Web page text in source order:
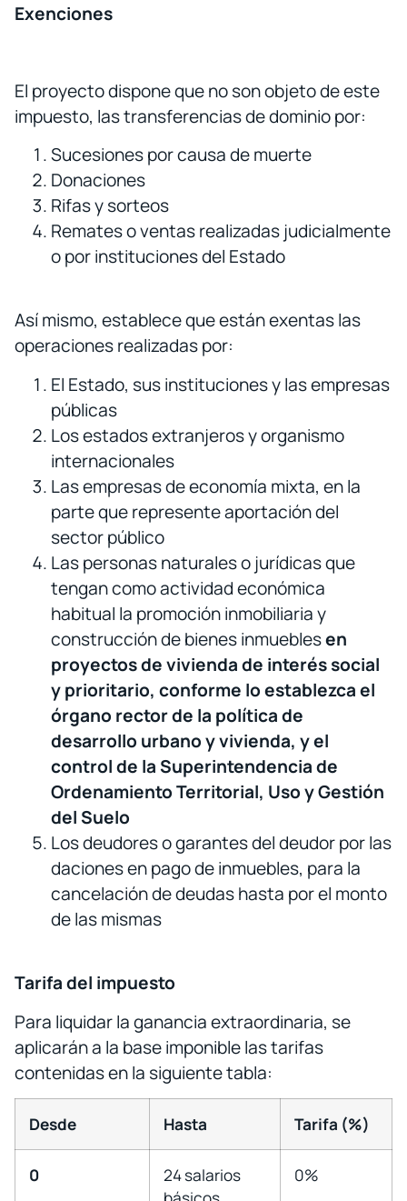
Exenciones
El proyecto dispone que no son objeto de este
impuesto, las transferencias de dominio por:
Sucesiones por causa de muerte
Donaciones
Rifas y sorteos
Remates o ventas realizadas judicialmente
o por instituciones del Estado
Así mismo, establece que están exentas las
operaciones realizadas por:
El Estado, sus instituciones y las empresas
públicas
Los estados extranjeros y organismo
internacionales
Las empresas de economía mixta, en la
parte que represente aportación del
sector público
Las personas naturales o jurídicas que
tengan como actividad económica
habitual la promoción inmobiliaria y
construcción de bienes inmueblesen
proyectos de vivienda de interés social
y prioritario, conforme lo establezca el
órgano rector de la política de
desarrollo urbano y vivienda, y el
control de la Superintendencia de
Ordenamiento Territorial, Uso y Gestión
del Suelo
Los deudores o garantes del deudor por las
daciones en pago de inmuebles, para la
cancelación de deudas hasta por el monto
de las mismas
Tarifa del impuesto
Para liquidar la ganancia extraordinaria, se
aplicarán a la base imponible las tarifas
contenidas en la siguiente tabla:
Desde Hasta Tarifa (%)
0
24 salarios
0%